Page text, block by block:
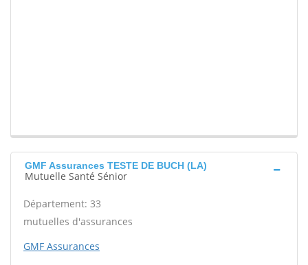
GMF Assurances TESTE DE BUCH (LA)
Mutuelle Santé Sénior
Département: 33
mutuelles d'assurances
GMF Assurances